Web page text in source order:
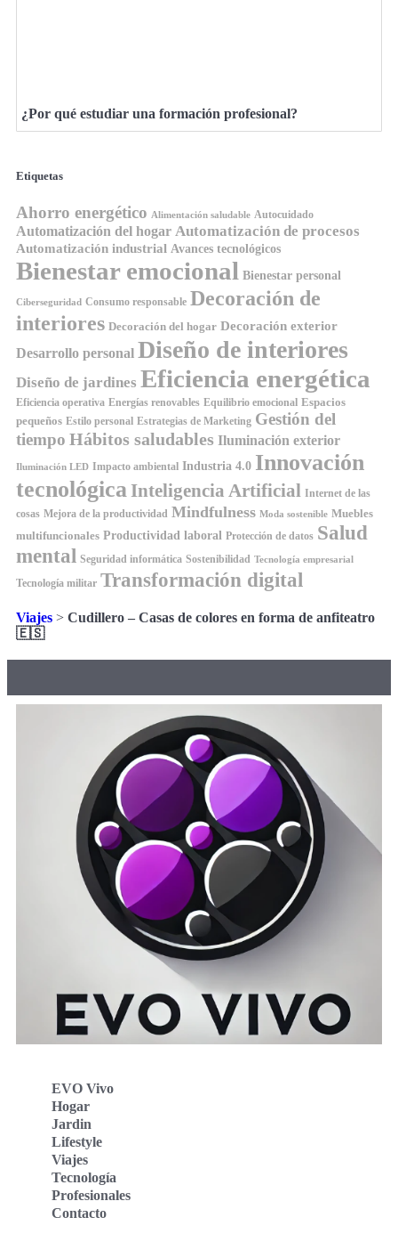
¿Por qué estudiar una formación profesional?
Etiquetas
Ahorro energético Alimentación saludable Autocuidado
Automatización del hogar Automatización de procesos
Automatización industrial Avances tecnológicos
Bienestar emocional Bienestar personal
Ciberseguridad Consumo responsable Decoración de
interiores Decoración del hogar Decoración exterior
Desarrollo personal Diseño de interiores
Diseño de jardines Eficiencia energética
Eficiencia operativa Energías renovables Equilibrio emocional Espacios
pequeños Estilo personal Estrategias de Marketing Gestión del
tiempo Hábitos saludables Iluminación exterior
Iluminación LED Impacto ambiental Industria 4.0 Innovación
tecnológica Inteligencia Artificial Internet de las
cosas Mejora de la productividad Mindfulness Moda sostenible Muebles
multifuncionales Productividad laboral Protección de datos Salud
mental Seguridad informática Sostenibilidad Tecnología empresarial
Tecnología militar Transformación digital
Viajes > Cudillero – Casas de colores en forma de anfiteatro
🇪🇸
EVO Vivo
Hogar
Jardin
Lifestyle
Viajes
Tecnología
Profesionales
Contacto